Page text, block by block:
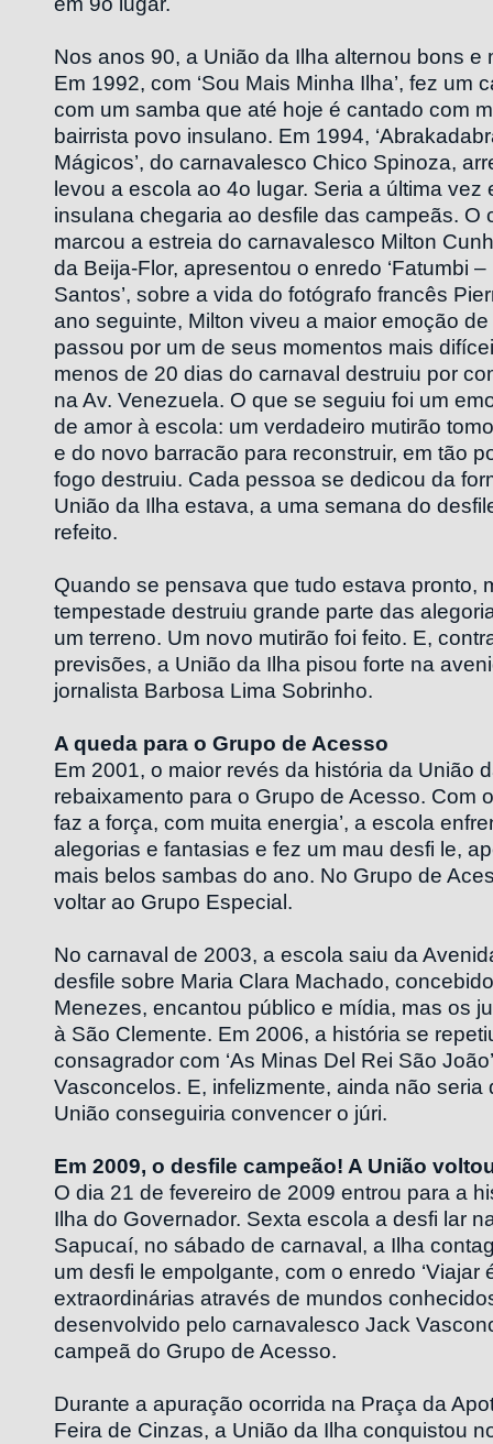
Nos anos 90, a União da Ilha alternou bons e
Em 1992, com ‘Sou Mais Minha Ilha’, fez um
com um samba que até hoje é cantado com
bairrista povo insulano. Em 1994,
Mágicos’, do carnavalesco Chico Spinoza,
levou a escola ao 4o lugar. Seria a última vez
insulana chegaria ao desfile das campeãs. O
marcou a estreia do carnavalesco Milton
da Beija-Flor, apresentou o enredo ‘Fatumbi
Santos’, sobre a vida do fotógrafo francês
ano seguinte, Milton viveu a maior emoção
passou por um de seus momentos mais
menos de 20 dias do carnaval destruiu por
na Av. Venezuela. O que se seguiu foi um
de amor à escola: um verdadeiro mutirão
e do novo barracão para reconstruir, em tão
fogo destruiu. Cada pessoa se dedicou da
União da Ilha estava, a uma semana do
refeito.
Quando se pensava que tudo estava pronto,
tempestade destruiu grande parte das
um terreno. Um novo mutirão foi feito. E,
previsões, a União da Ilha pisou forte na
jornalista Barbosa Lima Sobrinho.
A queda para o Grupo de Acesso
Em 2001, o maior revés da história da União
rebaixamento para o Grupo de Acesso. Com
faz a força, com muita energia’, a escola
alegorias e fantasias e fez um mau desfi le,
mais belos sambas do ano. No Grupo de
voltar ao Grupo Especial.
No carnaval de 2003, a escola saiu da
desfile sobre Maria Clara Machado,
Menezes, encantou público e mídia, mas os
à São Clemente. Em 2006, a história se
consagrador com ‘As Minas Del Rei São
Vasconcelos. E, infelizmente, ainda não seria
União conseguiria convencer o júri.
Em 2009, o desfile campeão! A União
O dia 21 de fevereiro de 2009 entrou para a
Ilha do Governador. Sexta escola a desfi lar
Sapucaí, no sábado de carnaval, a Ilha
um desfi le empolgante, com o enredo ‘Viajar
extraordinárias através de mundos
desenvolvido pelo carnavalesco Jack
campeã do Grupo de Acesso.
Durante a apuração ocorrida na Praça da
Feira de Cinzas, a União da Ilha conquistou